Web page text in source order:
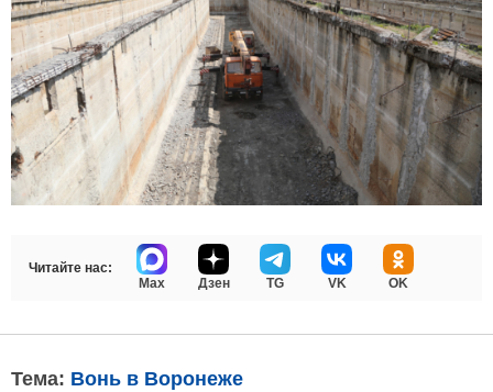
Читайте нас:
Max
Дзен TG VK OK
Тема: Вонь в Воронеже